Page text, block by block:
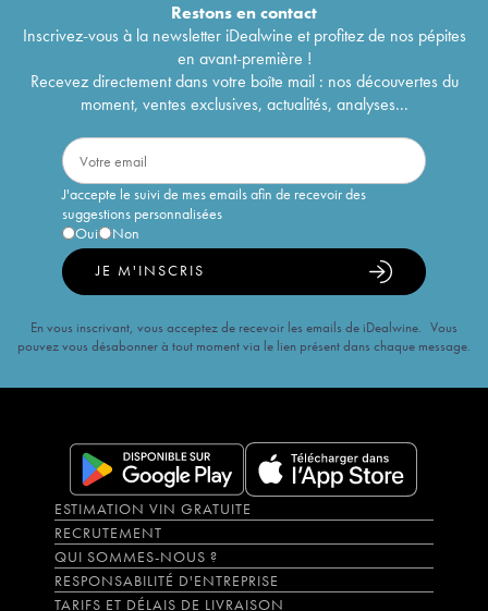
Restons encontact
Inscrivez-vous à la newsletter iDealwine et profitez de nos pépites
en avant-première !
Recevez directement dans votre boîte mail : nos découvertes du
moment, ventes exclusives, actualités, analyses...
J'accepte le suivi de mes emails afin de recevoir des
suggestions personnalisées
Oui
Non
JE M'INSCRIS
En vous inscrivant, vous acceptez de recevoir les emails de iDealwine. Vous
pouvez vous désabonner à tout moment via le lien présent dans chaque message.
ESTIMATION VIN GRATUITE
RECRUTEMENT
QUI SOMMES-NOUS ?
RESPONSABILITÉ D'ENTREPRISE
TARIFS ET DÉLAIS DE LIVRAISON